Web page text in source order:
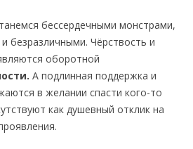
бессердечными монстрами,
безразличными. Чёрствость и
оборотной
А подлинная поддержка и
в желании спасти кого-то
как душевный отклик на